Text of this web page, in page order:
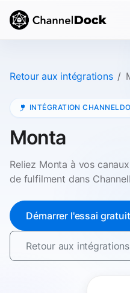
Retour aux intégrations
INTÉGRATION
Monta
Reliez Monta à vos
de fulfilment dans
Démarrer l'essai gratuit
Retour aux intégrations